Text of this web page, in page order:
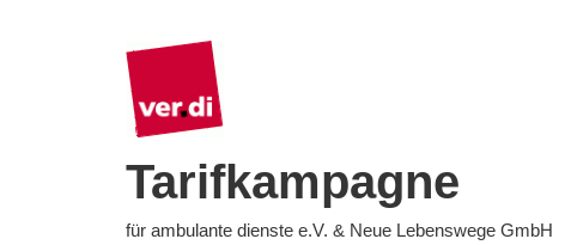
Tarifkampagne
für ambulante dienste e.V. & Neue Lebenswege GmbH